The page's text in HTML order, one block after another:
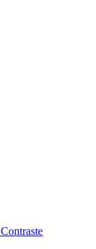
Contraste